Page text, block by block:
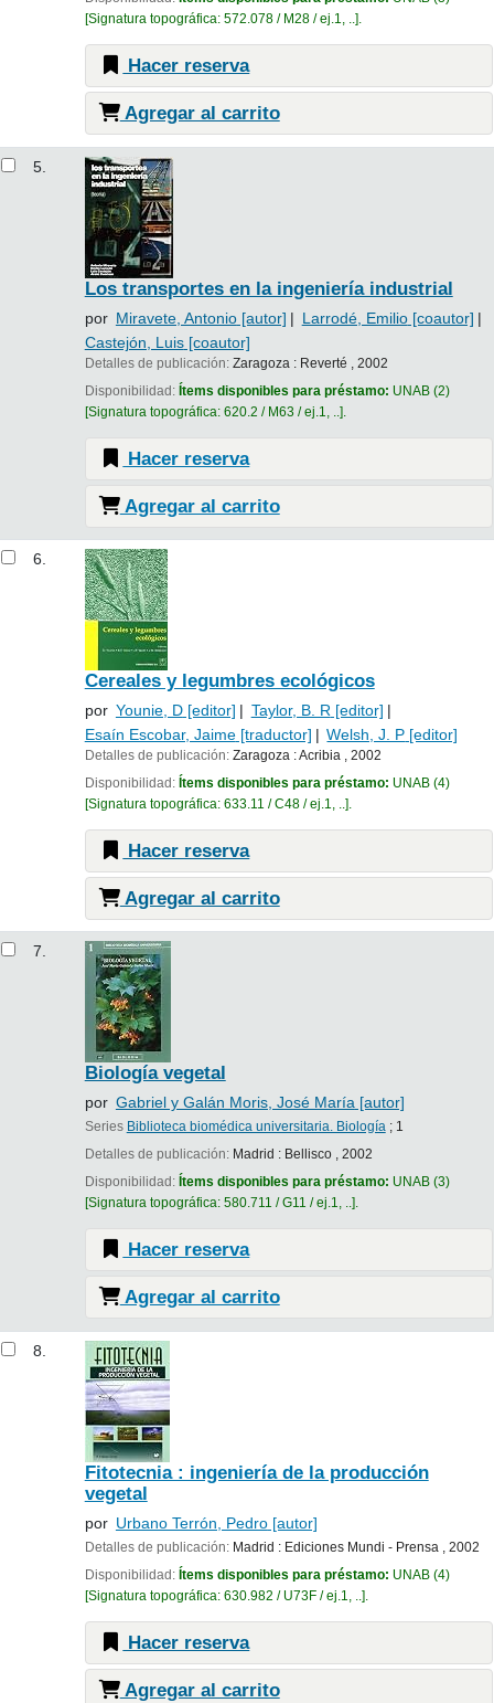
Signatura topográfica: 572.078 / M28 / ej.1, .. .
Hacer reserva
Agregar al carrito
5.
Los transportes en la ingeniería industrial
por Miravete, Antonio[autor] Larrodé, Emilio[coautor]
Castejón, Luis[coautor]
Detalles de publicación: Zaragoza : Reverté , 2002
Disponibilidad: Ítems disponibles para préstamo: UNAB(2)
Signatura topográfica: 620.2 / M63 / ej.1, .. .
Hacer reserva
Agregar al carrito
6.
Cereales y legumbres ecológicos
por Younie, D[editor] Taylor, B. R [editor]
Esaín Escobar, Jaime[traductor] Welsh, J. P [editor]
Detalles de publicación: Zaragoza :Acribia , 2002
Disponibilidad: Ítems disponibles para préstamo: UNAB(4)
Signatura topográfica: 633.11 / C48 / ej.1, .. .
Hacer reserva
Agregar al carrito
7.
Biología vegetal
por Gabriel y Galán Moris, José María [autor]
Series Biblioteca biomédica universitaria. Biología; 1
Detalles de publicación: Madrid : Bellisco , 2002
Disponibilidad: Ítems disponibles para préstamo: UNAB(3)
Signatura topográfica: 580.711 / G11 / ej.1, .. .
Hacer reserva
Agregar al carrito
8.
Fitotecnia : ingeniería de la producción
vegetal
por Urbano Terrón, Pedro[autor]
Detalles de publicación: Madrid : Ediciones Mundi - Prensa , 2002
Disponibilidad: Ítems disponibles para préstamo: UNAB(4)
Signatura topográfica: 630.982 / U73F / ej.1, .. .
Hacer reserva
Agregar al carrito